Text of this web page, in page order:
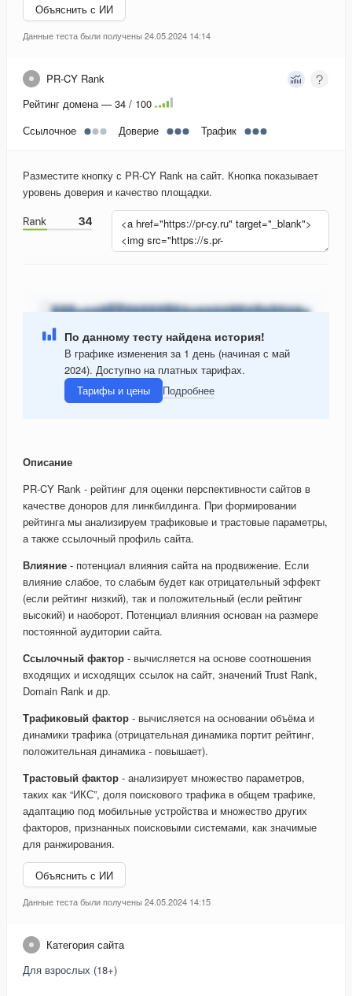
Объяснить с ИИ
Данные теста были получены 24.05.2024 14:14
PR-CY Rank
Рейтинг домена — 34 / 100
Ссылочное
Доверие Трафик
Разместите кнопку с PR-CY Rank на сайт. Кнопка показывает
уровень доверия и качество площадки.
По данному тесту найдена история!
В графике изменения за 1 день (начиная с май
2024). Доступно на платных тарифах.
Тарифы и цены
Подробнее
Описание
PR-CY Rank - рейтинг для оценки перспективности сайтов в
качестве доноров для линкбилдинга. При формировании
рейтинга мы анализируем трафиковые и трастовые параметры,
а также ссылочный профиль сайта.
Влияние - потенциал влияния сайта на продвижение. Если
влияние слабое, то слабым будет как отрицательный эффект
(если рейтинг низкий), так и положительный (если рейтинг
высокий) и наоборот. Потенциал влияния основан на размере
постоянной аудитории сайта.
Ссылочный фактор - вычисляется на основе соотношения
входящих и исходящих ссылок на сайт, значений Trust Rank,
Domain Rank и др.
Трафиковый фактор - вычисляется на основании объёма и
динамики трафика (отрицательная динамика портит рейтинг,
положительная динамика - повышает).
Трастовый фактор - анализирует множество параметров,
таких как “ИКС”, доля поискового трафика в общем трафике,
адаптацию под мобильные устройства и множество других
факторов, признанных поисковыми системами, как значимые
для ранжирования.
Объяснить с ИИ
Данные теста были получены 24.05.2024 14:15
Категория сайта
Для взрослых (18+)